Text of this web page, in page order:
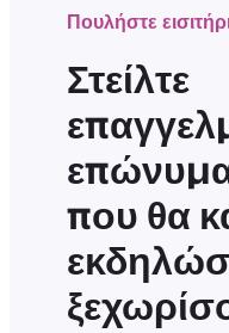
Πουλήστε
Στείλτε
επώνυμα
που θα